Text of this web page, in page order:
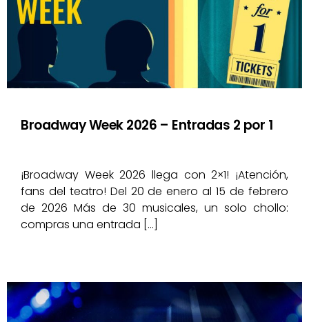
Broadway Week 2026 – Entradas 2 por 1
¡Broadway Week 2026 llega con 2×1! ¡Atención,
fans del teatro! Del 20 de enero al 15 de febrero
de 2026 Más de 30 musicales, un solo chollo:
compras una entrada […]